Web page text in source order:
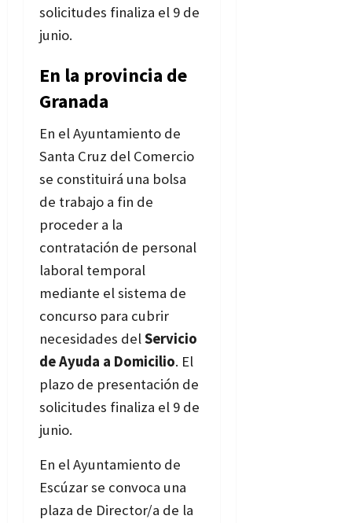
solicitudes finaliza el 9 de
junio.
En la provincia de
Granada
En el Ayuntamiento de
Santa Cruz del Comercio
se constituirá una bolsa
de trabajo a fin de
proceder a la
contratación de personal
laboral temporal
mediante el sistema de
concurso para cubrir
necesidades delServicio
de Ayuda a Domicilio. El
plazo de presentación de
solicitudes finaliza el 9 de
junio.
En el Ayuntamiento de
Escúzar se convoca una
plaza de Director/a de la